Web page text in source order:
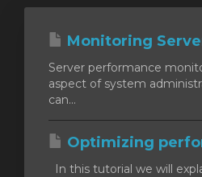
Monitoring
Server performance
aspect of system
can...
Optimizing
In this tutorial we will